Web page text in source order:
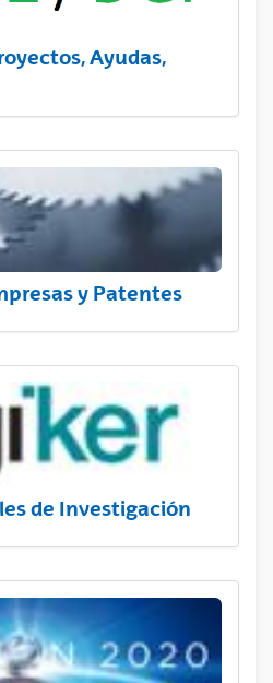
Ayudas,
y Patentes
de Investigación